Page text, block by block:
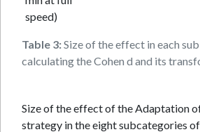
Table 3:Size of the effect in each
calculating the Cohen d and its
speed)
Size of the effect of the Adaptation
strategy in the eight subcategories